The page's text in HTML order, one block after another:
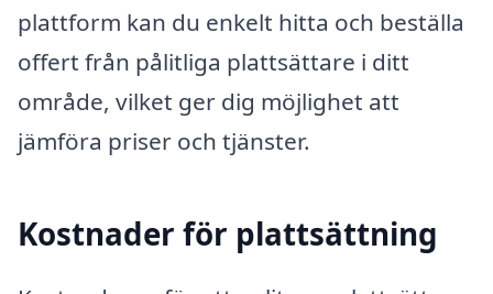
plattform kan du enkelt hitta och beställa
offert från pålitliga plattsättare i ditt
område, vilket ger dig möjlighet att
jämföra priser och tjänster.
Kostnader för plattsättning